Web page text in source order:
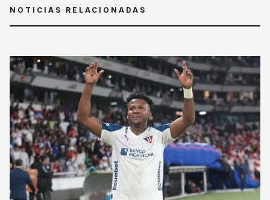
NOTICIAS RELACIONADAS